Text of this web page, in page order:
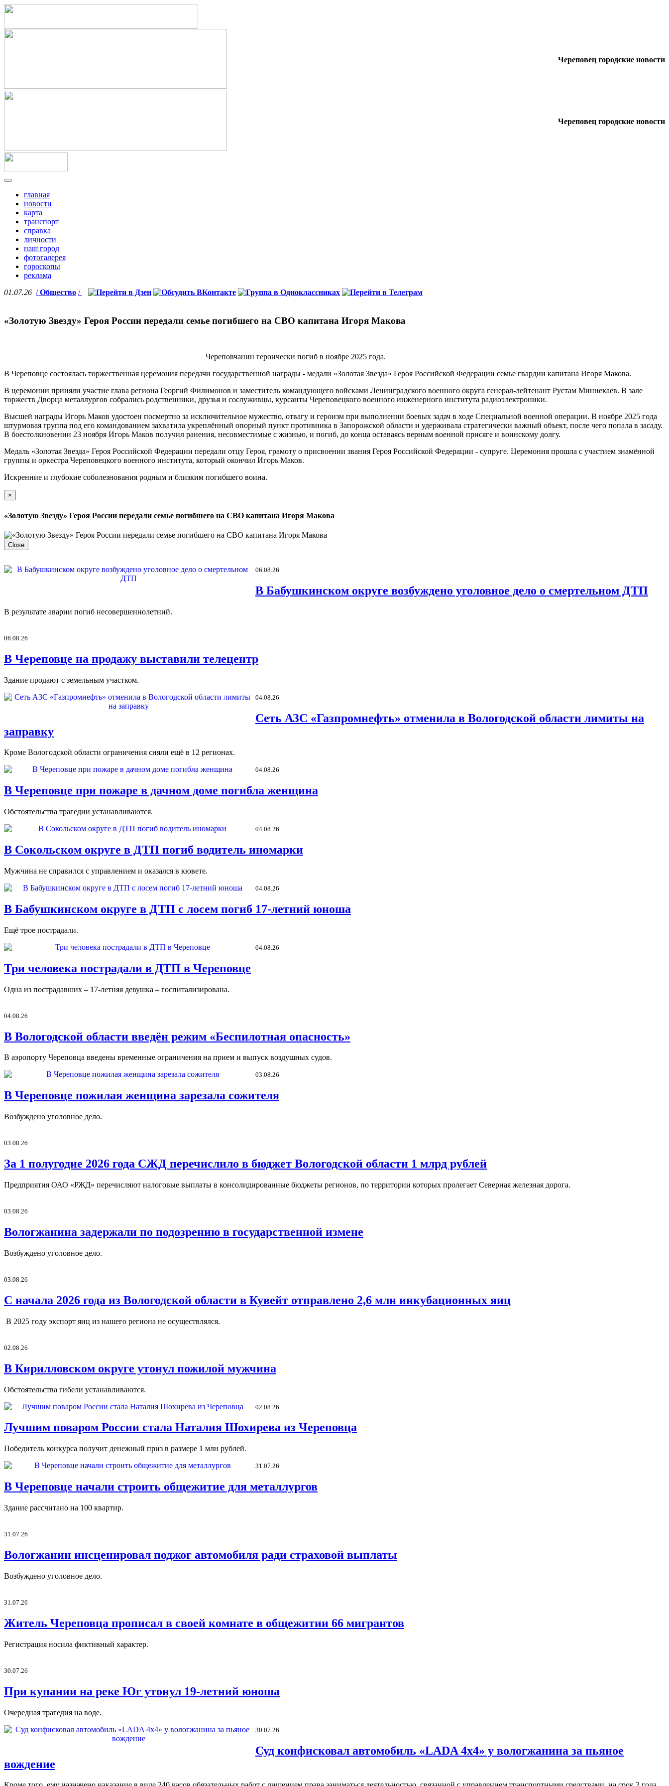
Череповец городские новости
Череповец городские новости
главная
новости
карта
транспорт
справка
личности
наш город
фотогалерея
гороскопы
реклама
01.07.26 /Общество /
«Золотую Звезду» Героя России передали семье погибшего на СВО капитана Игоря Макова
Череповчанин героически погиб в ноябре 2025 года.
В Череповце состоялась торжественная церемония передачи государственной награды - медали «Золотая Звезда» Героя Российской Федерации семье гвардии капитана Игоря Макова.
В церемонии приняли участие глава региона Георгий Филимонов и заместитель командующего войсками Ленинградского военного округа генерал-лейтенант Рустам Миннекаев. В зале
торжеств Дворца металлургов собрались родственники, друзья и сослуживцы, курсанты Череповецкого военного инженерного института радиоэлектроники.
Высшей награды Игорь Маков удостоен посмертно за исключительное мужество, отвагу и героизм при выполнении боевых задач в ходе Специальной военной операции. В ноябре 2025 года
штурмовая группа под его командованием захватила укреплённый опорный пункт противника в Запорожской области и удерживала стратегически важный объект, после чего попала в засаду.
В боестолкновении 23 ноября Игорь Маков получил ранения, несовместимые с жизнью, и погиб, до конца оставаясь верным военной присяге и воинскому долгу.
Медаль «Золотая Звезда» Героя Российской Федерации передали отцу Героя, грамоту о присвоении звания Героя Российской Федерации - супруге. Церемония прошла с участием знамённой
группы и оркестра Череповецкого военного института, который окончил Игорь Маков.
Искренние и глубокие соболезнования родным и близким погибшего воина.
×
«Золотую Звезду» Героя России передали семье погибшего на СВО капитана Игоря Макова
Close
06.08.26
В Бабушкинском округе возбуждено уголовное дело о смертельном ДТП
В результате аварии погиб несовершеннолетний.
06.08.26
В Череповце на продажу выставили телецентр
Здание продают с земельным участком.
04.08.26
Сеть АЗС «Газпромнефть» отменила в Вологодской области лимиты на
заправку
Кроме Вологодской области ограничения сняли ещё в 12 регионах.
04.08.26
В Череповце при пожаре в дачном доме погибла женщина
Обстоятельства трагедии устанавливаются.
04.08.26
В Сокольском округе в ДТП погиб водитель иномарки
Мужчина не справился с управлением и оказался в кювете.
04.08.26
В Бабушкинском округе в ДТП с лосем погиб 17-летний юноша
Ещё трое пострадали.
04.08.26
Три человека пострадали в ДТП в Череповце
Одна из пострадавших – 17-летняя девушка – госпитализирована.
04.08.26
В Вологодской области введён режим «Беспилотная опасность»
В аэропорту Череповца введены временные ограничения на прием и выпуск воздушных судов.
03.08.26
В Череповце пожилая женщина зарезала сожителя
Возбуждено уголовное дело.
03.08.26
За 1 полугодие 2026 года СЖД перечислило в бюджет Вологодской области 1 млрд рублей
Предприятия ОАО «РЖД» перечисляют налоговые выплаты в консолидированные бюджеты регионов, по территории которых пролегает Северная железная дорога.
03.08.26
Вологжанина задержали по подозрению в государственной измене
Возбуждено уголовное дело.
03.08.26
С начала 2026 года из Вологодской области в Кувейт отправлено 2,6 млн инкубационных яиц
В 2025 году экспорт яиц из нашего региона не осуществлялся.
02.08.26
В Кирилловском округе утонул пожилой мужчина
Обстоятельства гибели устанавливаются.
02.08.26
Лучшим поваром России стала Наталия Шохирева из Череповца
Победитель конкурса получит денежный приз в размере 1 млн рублей.
31.07.26
В Череповце начали строить общежитие для металлургов
Здание рассчитано на 100 квартир.
31.07.26
Вологжанин инсценировал поджог автомобиля ради страховой выплаты
Возбуждено уголовное дело.
31.07.26
Житель Череповца прописал в своей комнате в общежитии 66 мигрантов
Регистрация носила фиктивный характер.
30.07.26
При купании на реке Юг утонул 19-летний юноша
Очередная трагедия на воде.
30.07.26
Суд конфисковал автомобиль «LADA 4х4» у вологжанина за пьяное
вождение